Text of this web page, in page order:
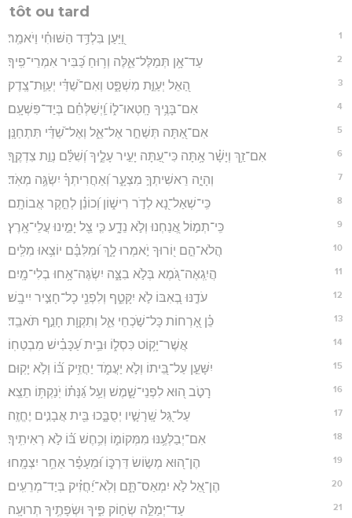
tôt ou tard
1 וַ֭יַּעַן בִּלְדַּ֥ד הַשּׁוּחִ֗י וַיֹאמַֽר׃
2 עַד־אָ֥ן תְּמַלֶּל־אֵ֑לֶּה וְר֥וּחַ כַּ֝בִּיר אִמְרֵי־פִֽיךָ׃
3 הַ֭אֵל יְעַוֵּ֣ת מִשְׁפָּ֑ט וְאִם־שַׁ֝דַּ֗י יְעַוֵּֽת־צֶֽדֶק׃
4 אִם־בָּנֶ֥יךָ חָֽטְאוּ־ל֑וֹ וַֽ֝יְשַׁלְּחֵ֗ם בְּיַד־פִּשְׁעָֽם׃
5 אִם־אַ֭תָּה תְּשַׁחֵ֣ר אֶל־אֵ֑ל וְאֶל־שַׁ֝דַּ֗י תִּתְחַנָּֽן׃
6 אִם־זַ֥ךְ וְיָשָׁ֗ר אָ֥תָּה כִּי־עַ֭תָּה יָעִ֣יר עָלֶ֑יךָ וְ֝שִׁלַּ֗ם נְוַ֣ת צִדְקֶֽךָ׃
7 וְהָיָ֣ה רֵאשִׁיתְךָ֣ מִצְעָ֑ר וְ֝אַחֲרִיתְךָ֗ יִשְׂגֶּ֥ה מְאֹֽד׃
8 כִּֽי־שְׁאַל־נָ֭א לְדֹ֣ר רִישׁ֑וֹן וְ֝כוֹנֵ֗ן לְחֵ֣קֶר אֲבוֹתָֽם׃
9 כִּֽי־תְמ֣וֹל אֲ֭נַחְנוּ וְלֹ֣א נֵדָ֑ע כִּ֤י צֵ֖ל יָמֵ֣ינוּ עֲלֵי־אָֽרֶץ׃
10 הֲלֹא־הֵ֣ם י֭וֹרוּךָ יֹ֣אמְרוּ לָ֑ךְ וּ֝מִלִּבָּ֗ם יוֹצִ֥אוּ מִלִּֽים׃
11 הֲיִֽגְאֶה־גֹּ֭מֶא בְּלֹ֣א בִצָּ֑ה יִשְׂגֶּה־אָ֥חוּ בְלִי־מָֽיִם׃
12 עֹדֶ֣נּוּ בְ֭אִבּוֹ לֹ֣א יִקָּטֵ֑ף וְלִפְנֵ֖י כָל־חָצִ֣יר יִיבָֽשׁ׃
13 כֵּ֗ן אָ֭רְחוֹת כָּל־שֹׁ֣כְחֵי אֵ֑ל וְתִקְוַ֖ת חָנֵ֣ף תֹּאבֵֽד׃
14 אֲשֶׁר־יָק֥וֹט כִּסְל֑וֹ וּבֵ֥ית עַ֝כָּבִ֗ישׁ מִבְטַחֽוֹ׃
15 יִשָּׁעֵ֣ן עַל־בֵּ֭יתוֹ וְלֹ֣א יַעֲמֹ֑ד יַחֲזִ֥יק בּ֝֗וֹ וְלֹ֣א יָקֽוּם׃
16 רָטֹ֣ב ה֭וּא לִפְנֵי־שָׁ֑מֶשׁ וְעַ֥ל גַּ֝נָּת֗וֹ יֹֽנַקְתּ֥וֹ תֵצֵֽא׃
17 עַל־גַּ֭ל שָֽׁרָשָׁ֣יו יְסֻבָּ֑כוּ בֵּ֖ית אֲבָנִ֣ים יֶחֱזֶֽה׃
18 אִם־יְבַלְּעֶ֥נּוּ מִמְּקוֹמ֑וֹ וְכִ֥חֶשׁ בּ֝֗וֹ לֹ֣א רְאִיתִֽיךָ׃
19 הֶן־ה֭וּא מְשׂ֣וֹשׂ דַּרְכּ֑וֹ וּ֝מֵעָפָ֗ר אַחֵ֥ר יִצְמָֽחוּ׃
20 הֶן־אֵ֭ל לֹ֣א יִמְאַס־תָּ֑ם וְלֹֽא־יַ֝חֲזִ֗יק בְּיַד־מְרֵעִֽים׃
21 עַד־יְמַלֵּ֣ה שְׂח֣וֹק פִּ֑יךָ וּשְׂפָתֶ֥יךָ תְרוּעָֽה׃